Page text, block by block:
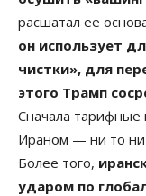
расшатал ее
он использует
чистки», для
этого Трамп
Сначала тарифные
Ираном — ни то ни
Более того,
ударом по